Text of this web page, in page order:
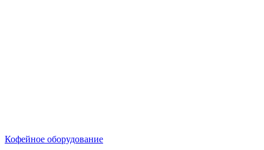
Кофейное оборудование